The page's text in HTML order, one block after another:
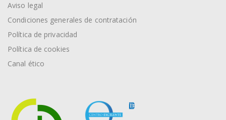
Aviso legal
Condiciones generales de contratación
Política de privacidad
Política de cookies
Canal ético